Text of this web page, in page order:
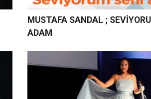
MUSTAFA SANDAL ;
ADAM